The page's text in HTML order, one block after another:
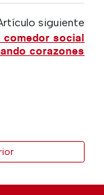
siguiente
social
corazones